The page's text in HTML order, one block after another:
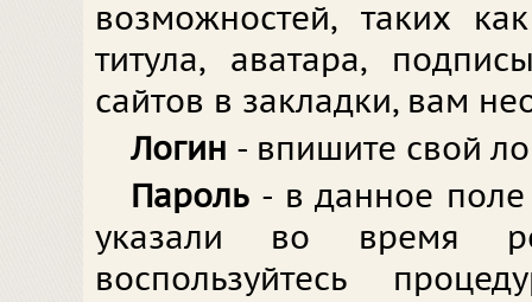
возможностей, таких
титула, аватара,
сайтов в закладки, вам
Логин - впишите свой
Пароль- в данное поле
указали во время
воспользуйтесь